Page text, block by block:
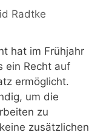
Radtke
hat im Frühjahr
ein Recht auf
ermöglicht.
um die
zu
zusätzlichen